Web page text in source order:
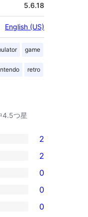
5.6.18
English (US)
game
retro
4.5つ星
2
2
0
0
0